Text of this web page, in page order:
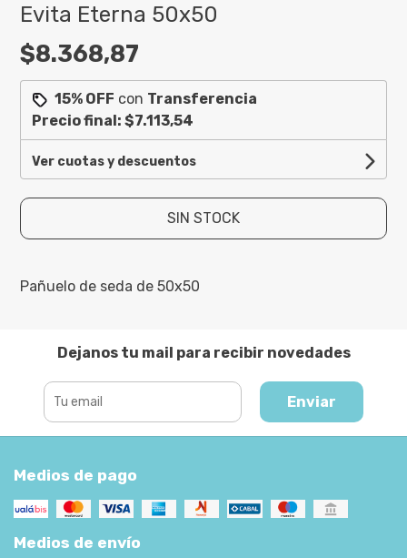
Evita Eterna 50x50
$8.368,87
15% OFF con Transferencia
Precio final:$7.113,54
Ver cuotas y descuentos
SIN STOCK
Pañuelo de seda de 50x50
Dejanos tu mail para recibir novedades
Enviar
Medios de pago
Medios de envío